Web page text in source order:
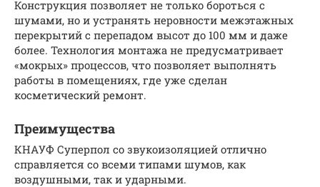
Конструкция позволяет не только бороться с
шумами, но и устранять неровности межэтажных
перекрытий с перепадом высот до 100 мм и даже
более. Технология монтажа не предусматривает
«мокрых» процессов, что позволяет выполнять
работы в помещениях, где уже сделан
косметический ремонт.
Преимущества
КНАУФ Суперпол со звукоизоляцией отлично
справляется со всеми типами шумов, как
воздушными, так и ударными.